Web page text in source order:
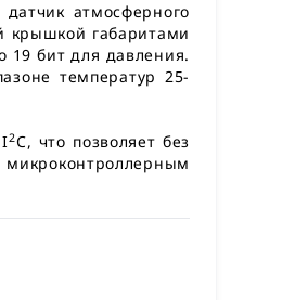
атмосферного
крышкой габаритами
19 бит для давления.
температур 25-
I2C, что позволяет без